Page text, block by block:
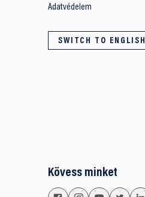
Adatvédelem
SWITCH TO ENGLISH
Kövess minket